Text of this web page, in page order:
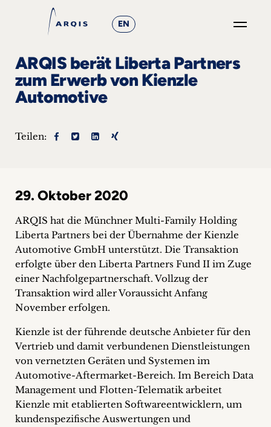
EN
Fokusgruppen
+
Events
+
Karriere
+
Blog
&
Podcasts
+
ARQIS berät Liberta Partners
zum Erwerb von Kienzle
Automotive
Teilen:
29. Oktober 2020
ARQIS hat die Münchner Multi-Family Holding
Liberta Partners bei der Übernahme der Kienzle
Automotive GmbH unterstützt. Die Transaktion
erfolgte über den Liberta Partners Fund II im Zuge
einer Nachfolgepartnerschaft. Vollzug der
Transaktion wird aller Voraussicht Anfang
November erfolgen.
Kienzle ist der führende deutsche Anbieter für den
Vertrieb und damit verbundenen Dienstleistungen
von vernetzten Geräten und Systemen im
Automotive-Aftermarket-Bereich. Im Bereich Data
Management und Flotten-Telematik arbeitet
Kienzle mit etablierten Softwareentwicklern, um
kundenspezifische Auswertungen und